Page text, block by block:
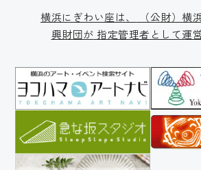
横浜にぎわい座は、
（公財）横
興財団が 指定管理者として運